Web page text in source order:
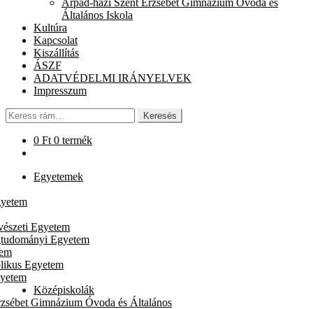
Árpád-házi Szent Erzsébet Gimnázium Óvoda és
Általános Iskola
Kultúra
Kapcsolat
Kiszállítás
ÁSZF
ADATVÉDELMI IRÁNYELVEK
Impresszum
Keresés
a
következőre:
Keresés
0 Ft 0 termék
Egyetemek
Egyetem
Egyetem
Egyetem
Középiskolák
Gimnázium Óvoda és Általános